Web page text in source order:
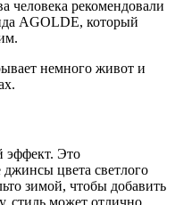
человека рекомендовали
AGOLDE, который
немного живот и
эффект. Это
цвета светлого
зимой, чтобы добавить
стиль может отлично